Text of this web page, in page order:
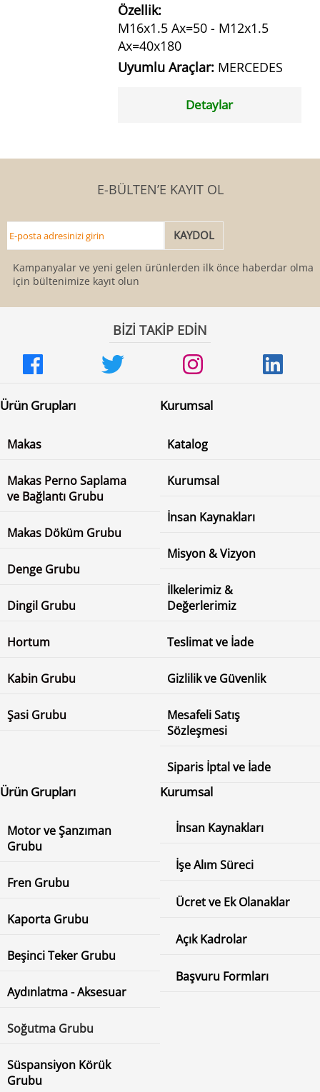
Özellik:
M16x1.5 Ax=50 - M12x1.5
Ax=40x180
Uyumlu Araçlar: MERCEDES
Detaylar
E-BÜLTEN’E KAYIT OL
Kampanyalar ve yeni gelen ürünlerden ilk önce haberdar olmak
için bültenimize kayıt olun
BİZİ TAKİP EDİN
Ürün Grupları
Makas
Makas Perno Saplama
ve Bağlantı Grubu
Makas Döküm Grubu
Denge Grubu
Dingil Grubu
Hortum
Kabin Grubu
Şasi Grubu
Kurumsal
Katalog
Kurumsal
İnsan Kaynakları
Misyon & Vizyon
İlkelerimiz &
Değerlerimiz
Teslimat ve İade
Gizlilik ve Güvenlik
Mesafeli Satış
Sözleşmesi
Siparis İptal ve İade
Ürün Grupları
Motor ve Şanzıman
Grubu
Fren Grubu
Kaporta Grubu
Beşinci Teker Grubu
Aydınlatma - Aksesuar
Soğutma Grubu
Süspansiyon Körük
Grubu
Kurumsal
İnsan Kaynakları
İşe Alım Süreci
Ücret ve Ek Olanaklar
Açık Kadrolar
Başvuru Formları